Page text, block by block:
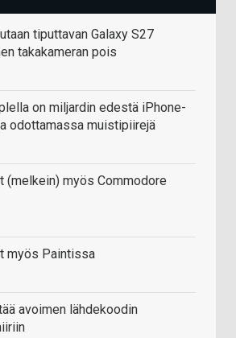
tiputtavan Galaxy S27
takakameran pois
on miljardin edestä iPhone-
odottamassa muistipiirejä
(melkein) myös Commodore
myös Paintissa
avoimen lähdekoodin